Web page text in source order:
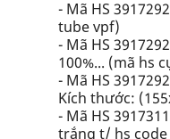
- Mã HS
tube vpf)
- Mã HS
100%... (mã hs
- Mã HS
Kích thước:
- Mã HS
trắng t/ hs